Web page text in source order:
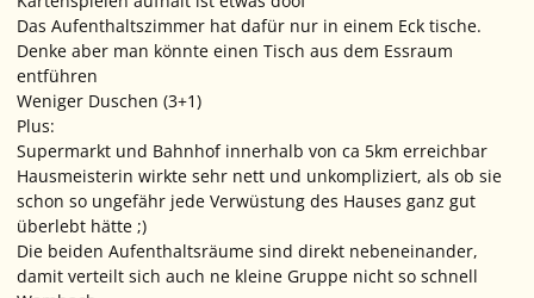
Das Aufenthaltszimmer hat dafür nur in einem Eck tische.
Denke aber man könnte einen Tisch aus dem Essraum
entführen
Weniger Duschen (3+1)
Plus:
Supermarkt und Bahnhof innerhalb von ca 5km erreichbar
Hausmeisterin wirkte sehr nett und unkompliziert, als ob sie
schon so ungefähr jede Verwüstung des Hauses ganz gut
überlebt hätte ;)
Die beiden Aufenthaltsräume sind direkt nebeneinander,
damit verteilt sich auch ne kleine Gruppe nicht so schnell